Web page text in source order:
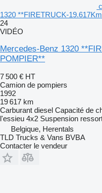
1320 **FIRETRUCK-
24
VIDÉO
Mercedes-Benz 1320
POMPIER**
7 500 € HT
Camion de pompiers
1992
19 617 km
Carburant diesel Capacité de
l'essieu 4x2 Suspension
Belgique, Herentals
TLD Trucks & Vans BVBA
Contacter le vendeur